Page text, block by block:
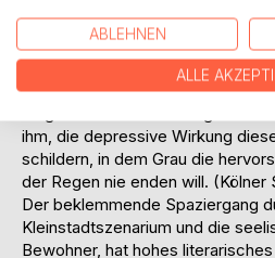
zu berichten, käme einem Verrat
aufgebauten Geschichte und
gleich ... (Neue Westfälische
Turovski hat diese tolle
ihm, die depressive Wirkung
schildern, in dem Grau die
der Regen nie enden will. (Kölner
Der beklemmende Spaziergang
Kleinstadtszenarium und die
Bewohner, hat hohes
ABLEHNEN
ALLE